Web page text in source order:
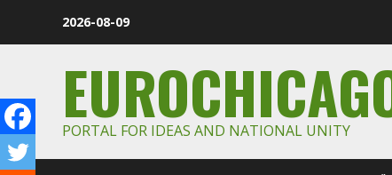
2026-08-09
PORTAL FOR IDEAS AND NATIONAL UNITY